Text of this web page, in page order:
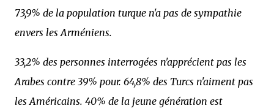
73,9% de la population turque n'a pas de sympathie
envers les Arméniens.
33,2% des personnes interrogées n'apprécient pas les
Arabes contre 39% pour. 64,8% des Turcs n'aiment pas
les Américains. 40% de la jeune génération est